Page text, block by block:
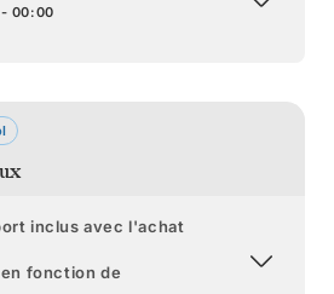
00:00
inclus avec l'achat
fonction de